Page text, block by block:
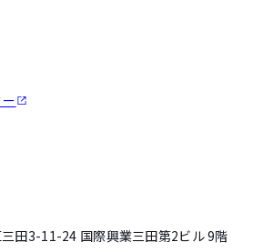
田3-11-24 国際興業三田第2ビル 9階